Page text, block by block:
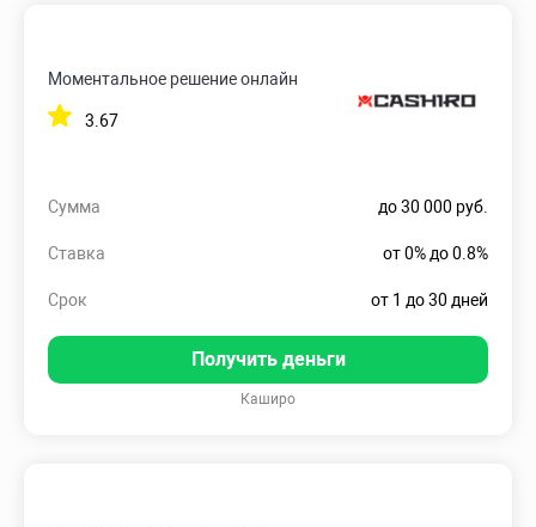
Моментальное решение онлайн
3.67
Сумма до 30 000 руб.
Ставка от 0% до 0.8%
Срок от 1 до 30 дней
Получить деньги
Каширо